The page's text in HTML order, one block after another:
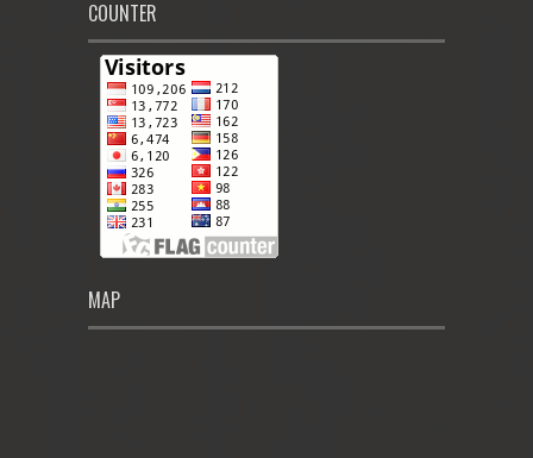
COUNTER
MAP